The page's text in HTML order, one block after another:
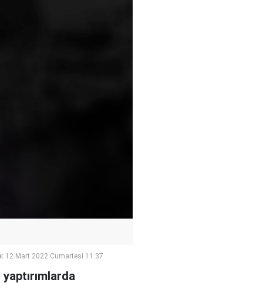
12 Mart 2022 Cumartesi 11:37